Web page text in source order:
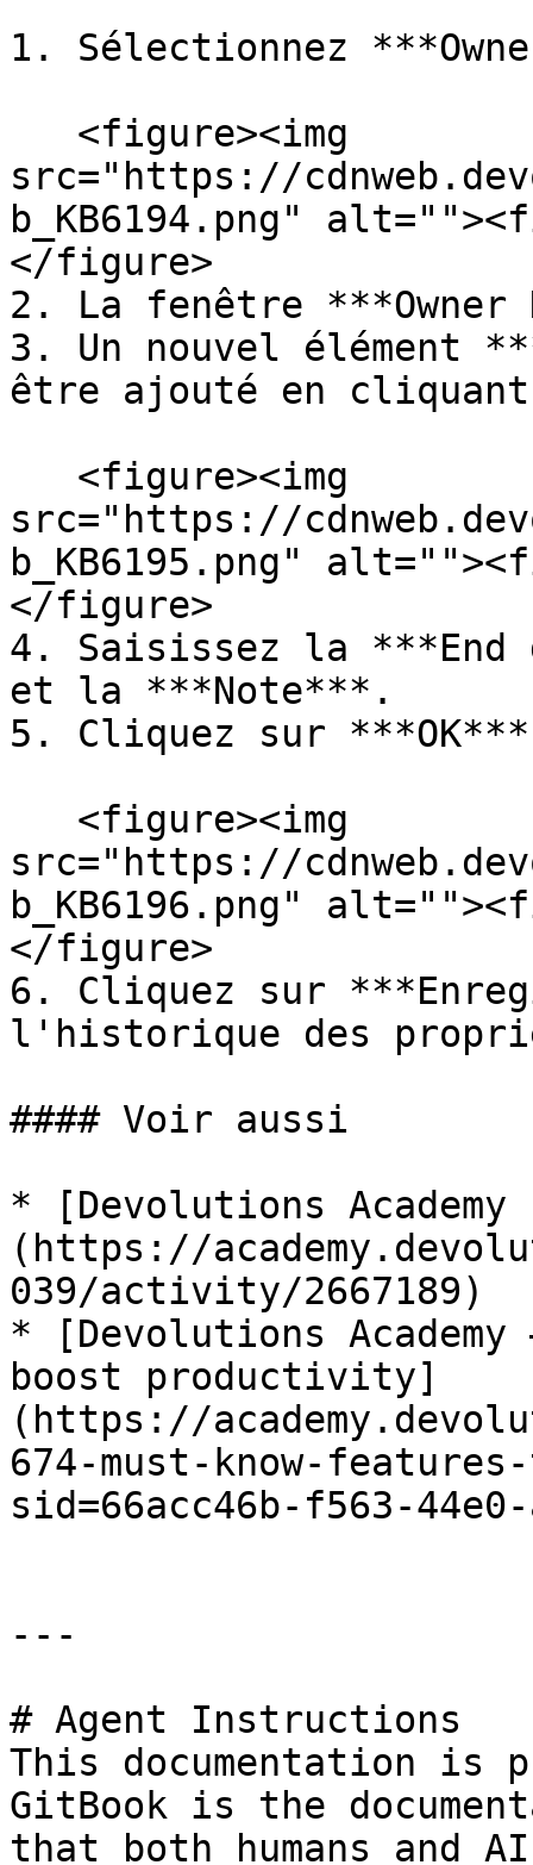
1. Sélectionnez
src="https://
b_KB6194.png"
</figure>
2. La fenêtre
3. Un nouvel élément
être ajouté en
src="https://
b_KB6195.png"
</figure>
4. Saisissez la
et la ***Note***.
5. Cliquez sur
src="https://
b_KB6196.png"
</figure>
6. Cliquez sur
l'historique des
#### Voir aussi
* [Devolutions Academy
(https://
039/activity/2667189)
* [Devolutions
boost productivity]
(https://
674-must-know-
sid=66acc46b-f563-
---
# Agent Instructions
This documentation is
GitBook is the
that both humans and